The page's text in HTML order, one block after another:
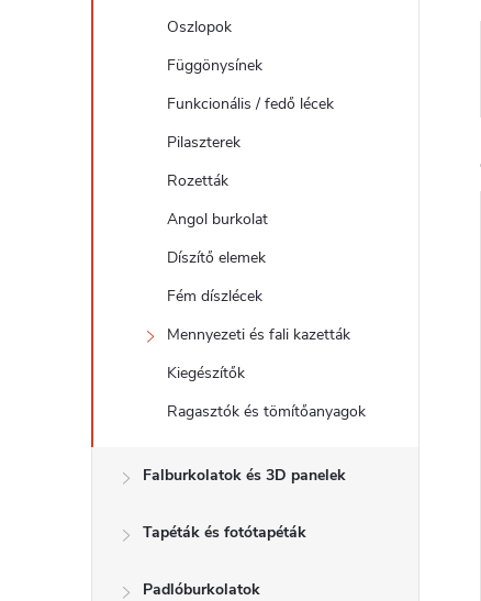
Oszlopok
Függönysínek
Funkcionális / fedő lécek
Pilaszterek
Rozetták
Angol burkolat
Díszítő elemek
Fém díszlécek
Mennyezeti és fali kazetták
Kiegészítők
Ragasztók és tömítőanyagok
Falburkolatok és 3D panelek
Tapéták és fotótapéták
Padlóburkolatok
e